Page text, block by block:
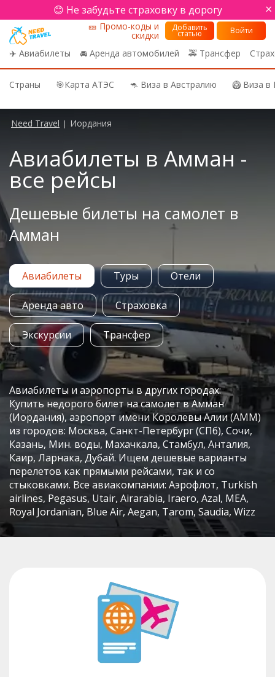
😊 Не забудьте страховку в дорогу ×
✈️ Авиабилеты 🚘 Аренда автомобилей 🚕 Трансфер
🎫 Промо-коды и
скидки
Добавить
статью Войти
Страны 🎯Карта АТЭС 🦘 Виза в Австралию 🥝 Виза
Need Travel | Иордания
Авиабилеты в Амман -
все рейсы
Дешевые билеты на самолет в
Амман
Авиабилеты Туры Отели
Аренда авто Страховка
Экскурсии Трансфер
Авиабилеты и аэропорты в других городах:
Купить недорого билет на самолет в Амман
(Иордания), аэропорт имени Королевы Алии (AMM)
из городов: Москва, Санкт-Петербург (СПб), Сочи,
Казань, Мин. воды, Махачкала, Стамбул, Анталия,
Каир, Ларнака, Дубай. Ищем дешевые варианты
перелетов как прямыми рейсами, так и со
стыковками. Все авиакомпании: Аэрофлот, Turkish
airlines, Pegasus, Utair, Airarabia, Iraero, Azal, MEA,
Royal Jordanian, Blue Air, Aegan, Tarom, Saudia, Wizz